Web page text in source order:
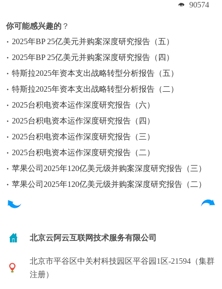
90574
你可能感兴趣的 ？
2025年BP 25亿美元并购案深度研究报告（五）
2025年BP 25亿美元并购案深度研究报告（四）
特斯拉2025年资本支出战略转型分析报告（五）
特斯拉2025年资本支出战略转型分析报告（二）
2025台积电资本运作深度研究报告（六）
2025台积电资本运作深度研究报告（四）
2025台积电资本运作深度研究报告（三）
2025台积电资本运作深度研究报告（二）
苹果公司2025年120亿美元级并购案深度研究报告（三）
苹果公司2025年120亿美元级并购案深度研究报告（二）
北京云阿云互联网技术服务有限公司
北京市平谷区中关村科技园区平谷园1区-21594（集群
注册）